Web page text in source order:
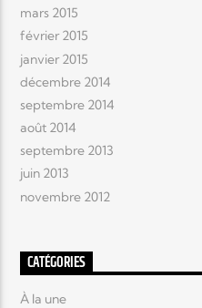
mars 2015
février 2015
janvier 2015
décembre 2014
septembre 2014
août 2014
septembre 2013
juin 2013
novembre 2012
CATÉGORIES
À la une